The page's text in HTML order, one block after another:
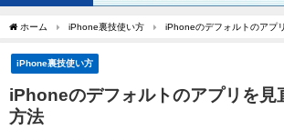
ホーム iPhone裏技使い方 iPhoneのデフォルトのアプ
iPhone裏技使い方
iPhoneのデフォルトのアプリを見
方法